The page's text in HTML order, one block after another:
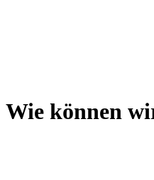
Wie können